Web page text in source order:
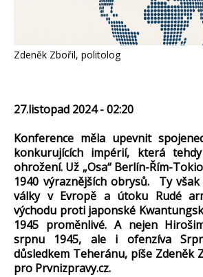
Zdeněk Zbořil, politolog
27.listopad 2024 - 02:20
Konference měla upevnit
konkurujících impérií, která
ohrožení. Už „Osa“ Berlín-Řím-
1940 výraznějších obrysů. Ty
války v Evropě a útoku Rudé
východu proti japonské
1945 proměnlivé. A nejen
srpnu 1945, ale i ofenzíva
důsledkem Teheránu, píše Zdeněk
pro Prvnizpravy.cz.